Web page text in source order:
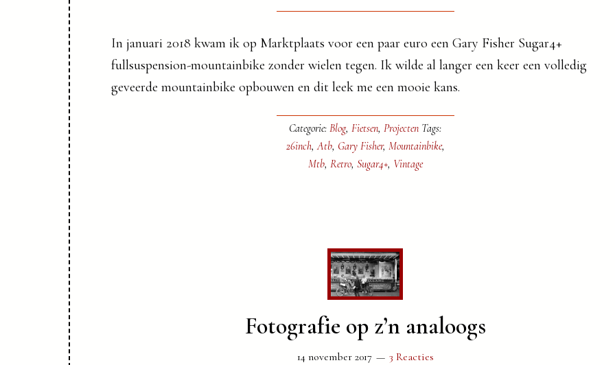
In januari 2018 kwam ik op Marktplaats voor een paar euro een Gary Fisher Sugar4+
fullsuspension-mountainbike zonder wielen tegen. Ik wilde al langer een keer een volledig
geveerde mountainbike opbouwen en dit leek me een mooie kans.
Categorie: Blog, Fietsen, Projecten Tags:
26inch,Atb, Gary Fisher, Mountainbike,
Mtb, Retro, Sugar4+, Vintage
Fotografie op z’n analoogs
14 november 2017 3 Reacties